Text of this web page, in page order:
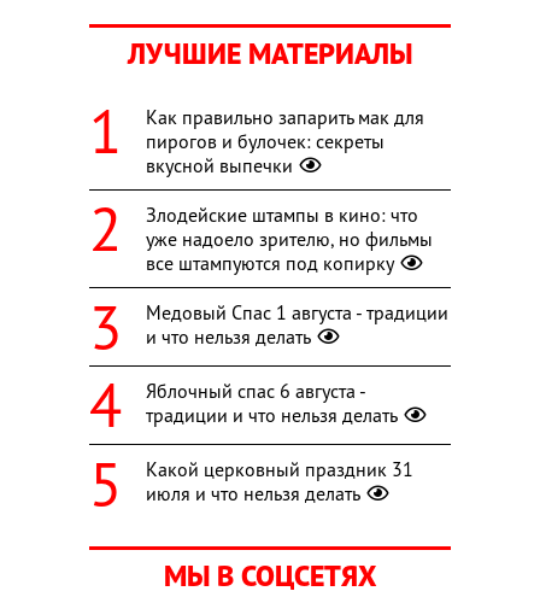
ЛУЧШИЕ МАТЕРИАЛЫ
Как правильно запарить мак для
пирогов и булочек: секреты
вкусной выпечки
Злодейские штампы в кино: что
уже надоело зрителю, но фильмы
все штампуются под копирку
Медовый Спас 1 августа - традиции
и что нельзя делать
Яблочный спас 6 августа -
традиции и что нельзя делать
Какой церковный праздник 31
июля и что нельзя делать
МЫ В СОЦСЕТЯХ